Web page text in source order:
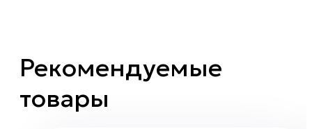
Рекомендуемые
товары